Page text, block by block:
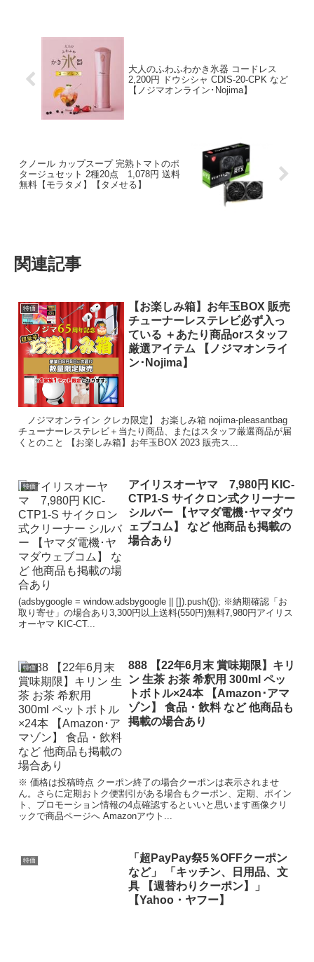
大人のふわふわかき氷器 コードレス
2,200円 ドウシシャ CDIS-20-CPK など
【ノジマオンライン･Nojima】
クノール カップスープ 完熟トマトのポ
タージュセット 2種20点 1,078円 送料
無料【モラタメ】【タメせる】
関連記事
特価
【お楽しみ箱】お年玉BOX 販売
チューナーレステレビ必ず入っ
ている ＋あたり商品orスタッフ
厳選アイテム 【ノジマオンライ
ン･Nojima】
ノジマオンライン クレカ限定】 お楽しみ箱 nojima-pleasantbag
チューナーレステレビ＋当たり商品、またはスタッフ厳選商品が届
くとのこと 【お楽しみ箱】お年玉BOX 2023 販売ス...
特価
アイリスオーヤマ 7,980円 KIC-
CTP1-S サイクロン式クリーナー
シルバー 【ヤマダ電機･ヤマダウ
ェブコム】 など 他商品も掲載の
場合あり
(adsbygoogle = window.adsbygoogle || []).push({}); ※納期確認「お
取り寄せ」の場合あり3,300円以上送料(550円)無料7,980円アイリス
オーヤマ KIC-CT...
特価
888 【22年6月末 賞味期限】キリ
ン 生茶 お茶 希釈用 300ml ペッ
トボトル×24本 【Amazon･アマ
ゾン】 食品・飲料 など 他商品も
掲載の場合あり
※ 価格は投稿時点 クーポン終了の場合クーポンは表示されませ
ん。さらに定期おトク便割引がある場合もクーポン、定期、ポイン
ト、プロモーション情報の4点確認するといいと思います画像クリ
ックで商品ページへ Amazonアウト...
特価
「超PayPay祭5％OFFクーポン
など」 「キッチン、日用品、文
具 【週替わりクーポン】」
【Yahoo・ヤフー】